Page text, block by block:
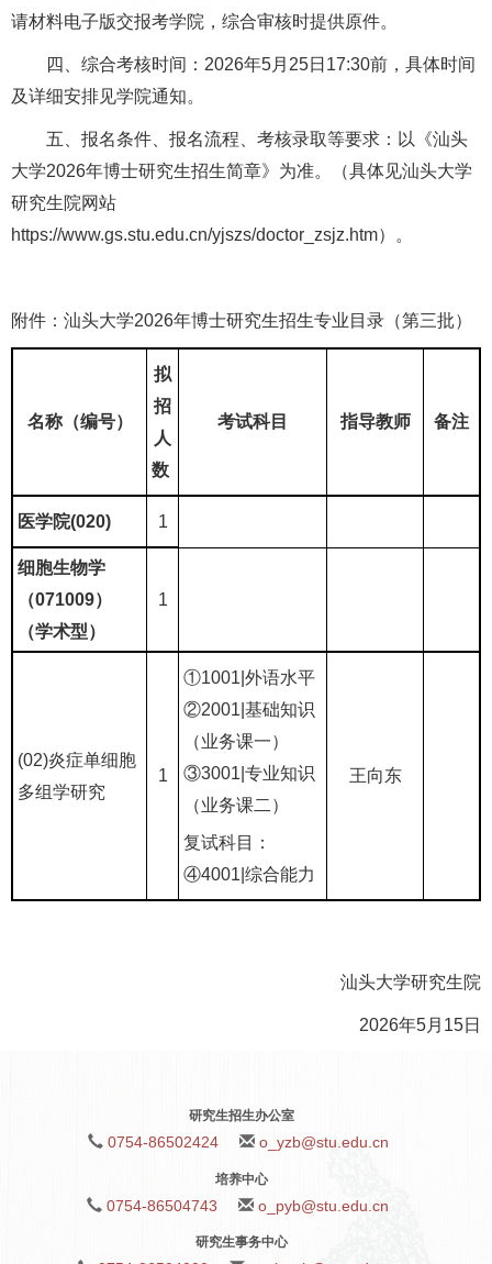
请材料电子版交报考学院，综合审核时提供原件。
四、综合考核时间：2026年5月25日17:30前，具体时间
及详细安排见学院通知。
五、报名条件、报名流程、考核录取等要求：以《汕头
大学2026年博士研究生招生简章》为准。（具体见汕头大学
研究生院网站
https://www.gs.stu.edu.cn/yjszs/doctor_zsjz.htm）。
附件：汕头大学2026年博士研究生招生专业目录（第三批）
名称（编号）
拟
招
人
数
考试科目 指导教师 备注
医学院(020) 1
细胞生物学
（071009）
（学术型）
1
(02)炎症单细胞
多组学研究
1
①1001|外语水平
②2001|基础知识
（业务课一）
③3001|专业知识
（业务课二）
复试科目：
④4001|综合能力
王向东
汕头大学研究生院
2026年5月15日
研究生招生办公室
0754-86502424 o_yzb@stu.edu.cn
培养中心
0754-86504743 o_pyb@stu.edu.cn
研究生事务中心